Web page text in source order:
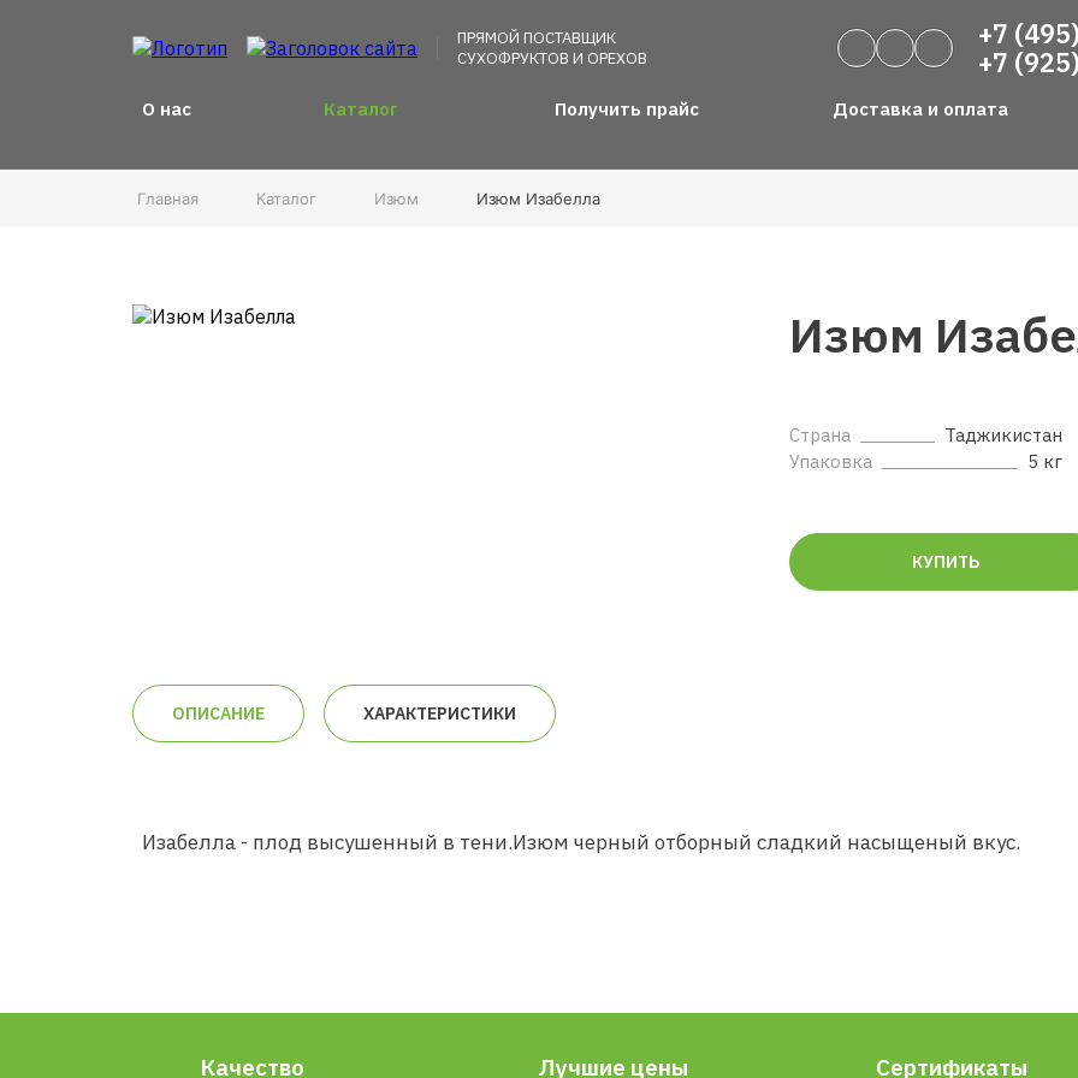
ПРЯМОЙ ПОСТАВЩИК
СУХОФРУКТОВ И ОРЕХОВ
О нас Каталог Получить прайс Доставка и оплата
+7
+7
Главная Каталог Изюм Изюм Изабелла
Изюм
Страна
Таджикистан
Упаковка
5 кг
КУПИТЬ
ОПИСАНИЕ ХАРАКТЕРИСТИКИ
Изабелла - плод высушенный в тени.Изюм черный отборный сладкий насыщеный вкус.
Качество Лучшие цены
Сертификаты